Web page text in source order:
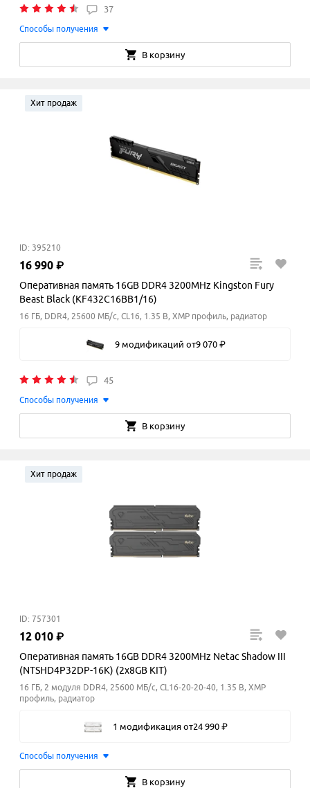
37
Способы получения
В корзину
Хит продаж
ID: 395210
16 990 ₽
Оперативная память 16GB DDR4 3200MHz Kingston Fury
Beast Black (KF432C16BB1/16)
16 ГБ, DDR4, 25600 МБ/с, CL16, 1.35 В, XMP профиль, радиатор
9 модификаций от9 070 ₽
45
Способы получения
В корзину
Хит продаж
ID: 757301
12 010 ₽
Оперативная память 16GB DDR4 3200MHz Netac Shadow III
(NTSHD4P32DP-16K) (2x8GB KIT)
16 ГБ, 2 модуля DDR4, 25600 МБ/с, CL16-20-20-40, 1.35 В, XMP
профиль, радиатор
1 модификация от24 990 ₽
Способы получения
В корзину